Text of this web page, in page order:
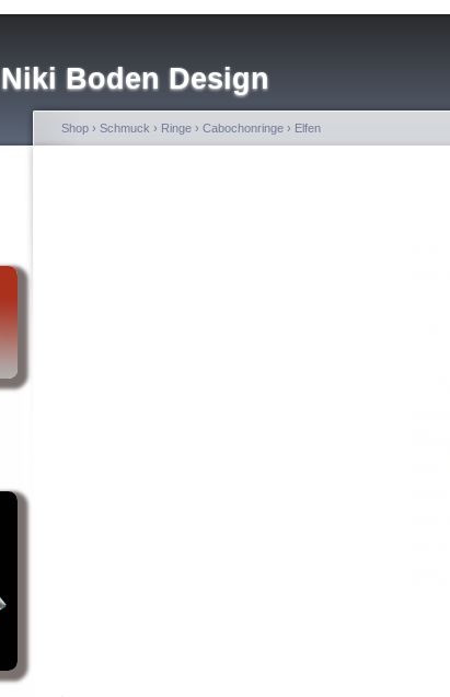
Niki Boden Design
Shop › Schmuck › Ringe › Cabochonringe › Elfen